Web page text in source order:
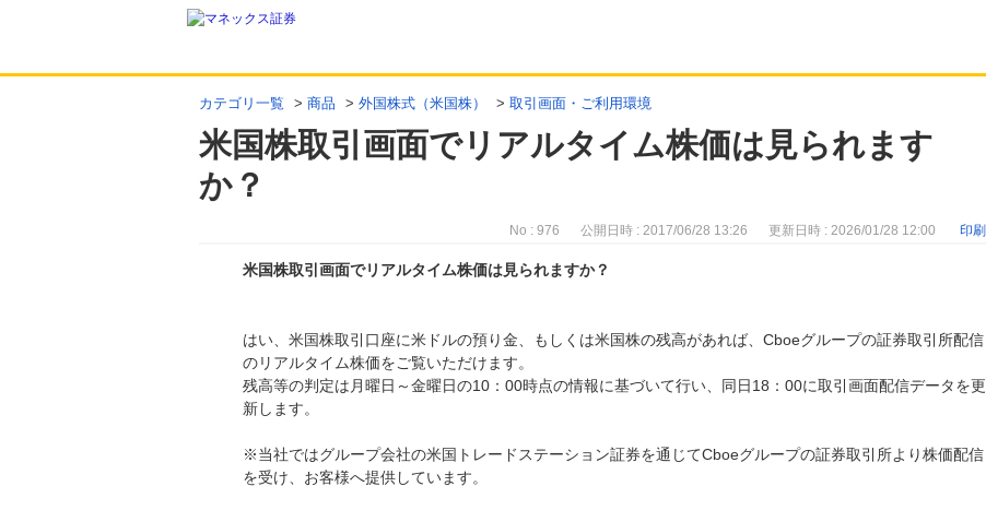
カテゴリ一覧 > 商品 > 外国株式（米国株） > 取引画面・ご利用環境
米国株取引画面でリアルタイム株価は見られます
か？
No : 976 公開日時 : 2017/06/28 13:26 更新日時 : 2026/01/28 12:00 印刷
米国株取引画面でリアルタイム株価は見られますか？
はい、米国株取引口座に米ドルの預り金、もしくは米国株の残高があれば、Cboeグループの証券取引所配信
のリアルタイム株価をご覧いただけます。
残高等の判定は月曜日～金曜日の10：00時点の情報に基づいて行い、同日18：00に取引画面配信データを更
新します。
※当社ではグループ会社の米国トレードステーション証券を通じてCboeグループの証券取引所より株価配信
を受け、お客様へ提供しています。